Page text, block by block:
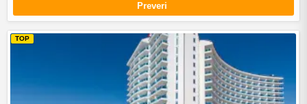
Preveri
TOP